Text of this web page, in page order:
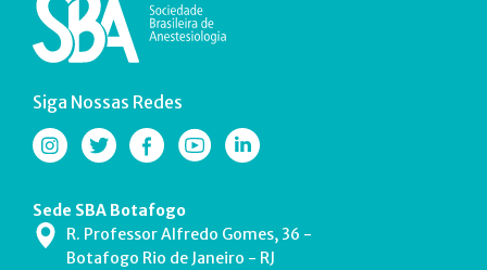
Siga Nossas Redes
Sede SBA Botafogo
R. Professor Alfredo Gomes, 36 -
Botafogo Rio de Janeiro - RJ